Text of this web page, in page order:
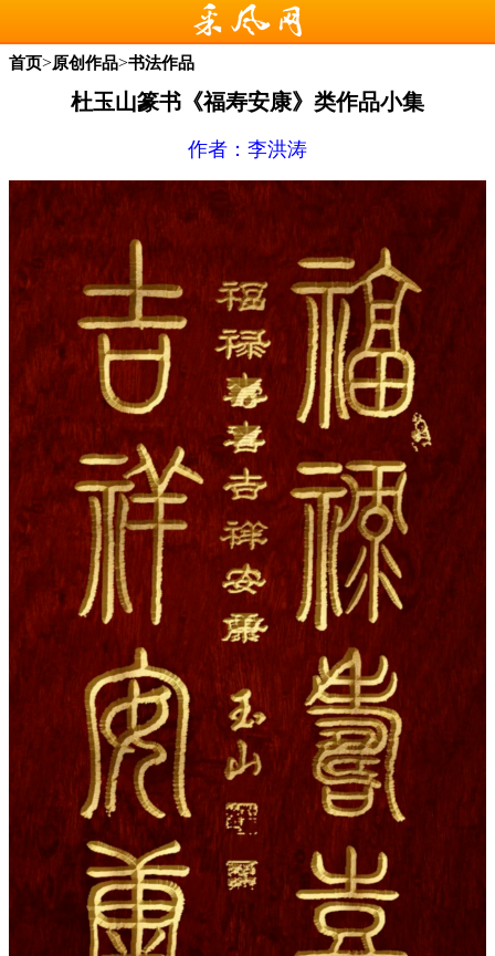
首页>原创作品>书法作品
杜玉山篆书《福寿安康》类作品小集
作者：李洪涛